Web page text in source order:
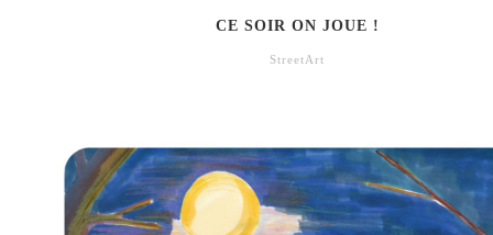
CE SOIR ON JOUE !
StreetArt